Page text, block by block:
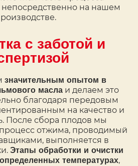
непосредственно на нашем
с заботой и
значительным опытом в
маслаи делаем это
благодаря передовым
на качество и
После сбора плодов мы
отжима, проводимый
выполняется в
Этапы обработки и очистки
температурах,